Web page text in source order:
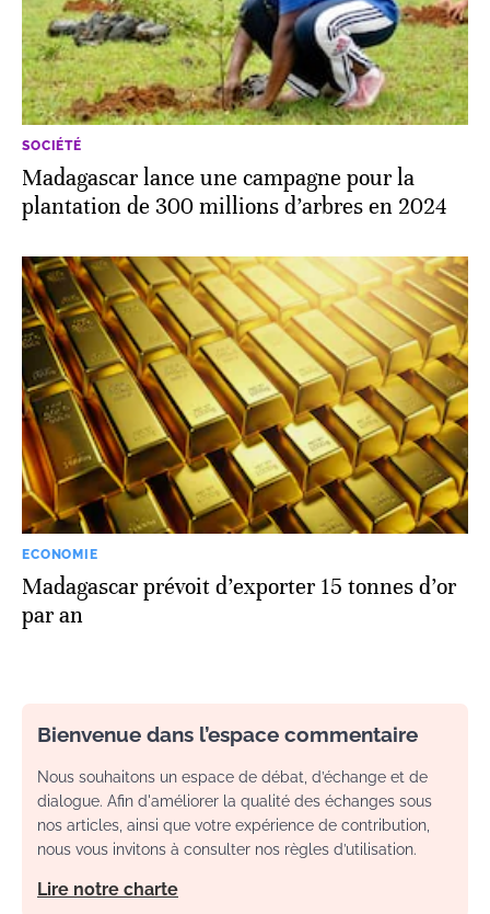
SOCIÉTÉ
Madagascar lance une campagne pour la
plantation de 300 millions d’arbres en 2024
ECONOMIE
Madagascar prévoit d’exporter 15 tonnes d’or
par an
Bienvenue dans l’espace commentaire
Nous souhaitons un espace de débat, d’échange et de
dialogue. Afin d'améliorer la qualité des échanges sous
nos articles, ainsi que votre expérience de contribution,
nous vous invitons à consulter nos règles d’utilisation.
Lire notre charte